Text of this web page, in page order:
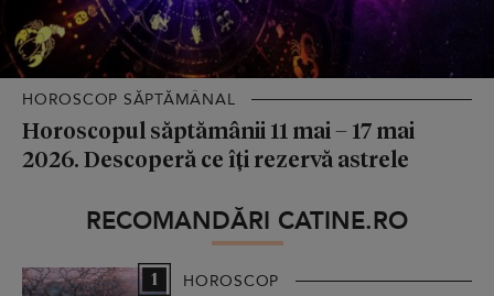
HOROSCOP SĂPTĂMÂNAL
Horoscopul săptămânii 11 mai – 17 mai
2026. Descoperă ce îți rezervă astrele
RECOMANDĂRI CATINE.RO
1 HOROSCOP